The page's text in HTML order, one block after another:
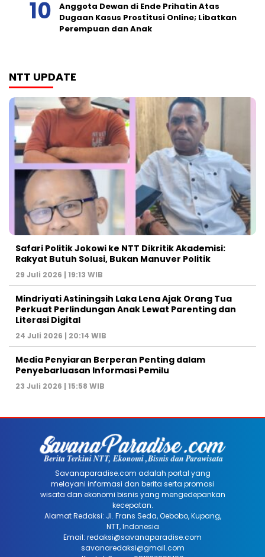
Anggota Dewan di Ende Prihatin Atas
Dugaan Kasus Prostitusi Online; Libatkan
Perempuan dan Anak
NTT UPDATE
Safari Politik Jokowi ke NTT Dikritik Akademisi:
Rakyat Butuh Solusi, Bukan Manuver Politik
29 Juli 2026 | 19:13 WIB
Mindriyati Astiningsih Laka Lena Ajak Orang Tua
Perkuat Perlindungan Anak Lewat Parenting dan
Literasi Digital
24 Juli 2026 | 20:14 WIB
Media Penyiaran Berperan Penting dalam
Penyebarluasan Informasi Pemilu
23 Juli 2026 | 15:58 WIB
Savanaparadise.com adalah portal yang
melayani informasi dan berita serta promosi
wisata dan ekonomi bisnis yang mengedepankan
kecepatan.
Alamat Redaksi: Jl. Frans Seda, Oebobo, Kupang,
NTT, Indonesia
Email: redaksi@savanaparadise.com
savanaredaksi@gmail.com